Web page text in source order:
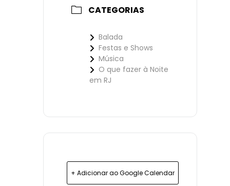
CATEGORIAS
Balada
Festas e Shows
Música
O que fazer à Noite
em RJ
+ Adicionar ao Google Calendar